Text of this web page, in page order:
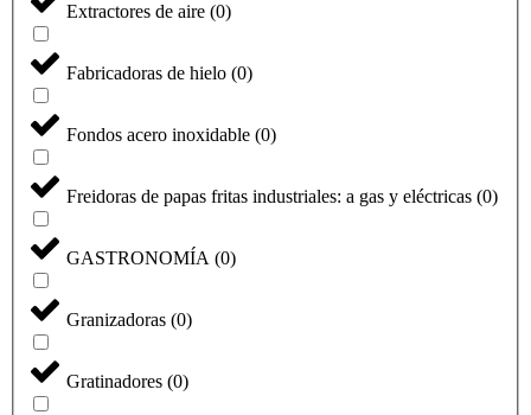
Extractores de aire (0)
Fabricadoras de hielo (0)
Fondos acero inoxidable (0)
Freidoras de papas fritas industriales: a gas y eléctricas (0)
GASTRONOMÍA (0)
Granizadoras (0)
Gratinadores (0)